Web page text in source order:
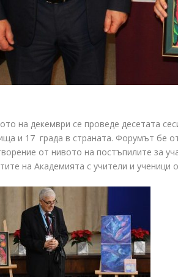
на декември се проведе десетата
и 17 града в страната. Форумът бе
от нивото на постъпилите за
на Академията с учители и ученици